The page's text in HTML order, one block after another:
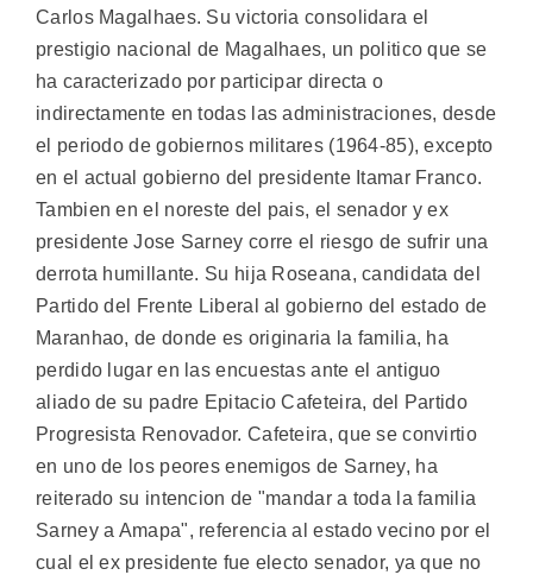
Carlos Magalhaes. Su victoria consolidara el
prestigio nacional de Magalhaes, un politico que se
ha caracterizado por participar directa o
indirectamente en todas las administraciones, desde
el periodo de gobiernos militares (1964-85), excepto
en el actual gobierno del presidente Itamar Franco.
Tambien en el noreste del pais, el senador y ex
presidente Jose Sarney corre el riesgo de sufrir una
derrota humillante. Su hija Roseana, candidata del
Partido del Frente Liberal al gobierno del estado de
Maranhao, de donde es originaria la familia, ha
perdido lugar en las encuestas ante el antiguo
aliado de su padre Epitacio Cafeteira, del Partido
Progresista Renovador. Cafeteira, que se convirtio
en uno de los peores enemigos de Sarney, ha
reiterado su intencion de "mandar a toda la familia
Sarney a Amapa", referencia al estado vecino por el
cual el ex presidente fue electo senador, ya que no